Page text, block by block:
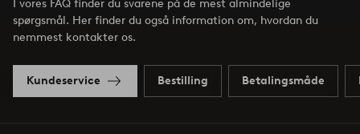
I vores FAQ finder du svarene på de mest almindelige
spørgsmål. Her finder du også information om, hvordan du
nemmest kontakter os.
Kundeservice Bestilling Betalingsmåde